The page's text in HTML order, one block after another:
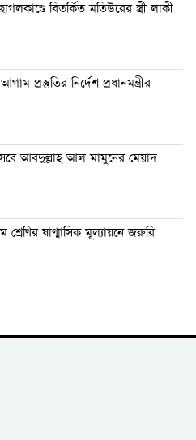
বিতর্কিত মতিউরের স্ত্রী লাকী
প্রস্তুতির নির্দেশ প্রধানমন্ত্রীর
আবদুল্লাহ আল মামুনের মেয়াদ
শ্রেণির ষাণ্মাসিক মূল্যায়নে জরুরি